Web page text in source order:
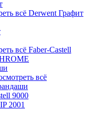
всё Derwent Графит
всё Faber-Castell
всё
9000
2001